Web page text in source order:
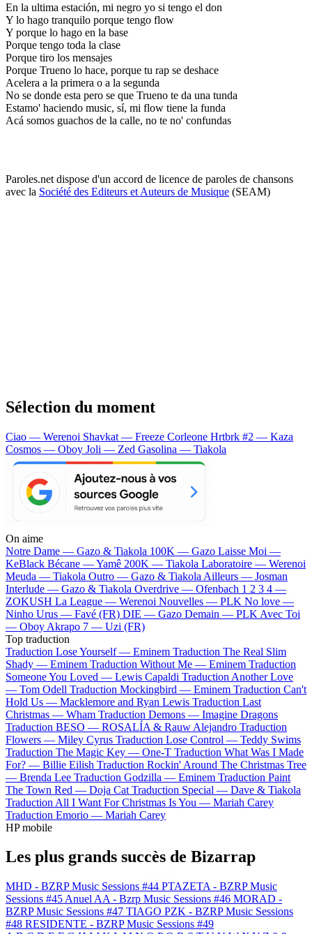
En la ultima estación, mi negro yo si tengo el don
Y lo hago tranquilo porque tengo flow
Y porque lo hago en la base
Porque tengo toda la clase
Porque tiro los mensajes
Porque Trueno lo hace, porque tu rap se deshace
Acelera a la primera o a la segunda
No se donde esta pero se que Trueno te da una tunda
Estamo' haciendo music, sí, mi flow tiene la funda
Acá somos guachos de la calle, no te no' confundas
Paroles.net dispose d'un accord de licence de paroles de chansons
avec la Société des Editeurs et Auteurs de Musique (SEAM)
Sélection du moment
Ciao — Werenoi Shavkat — Freeze Corleone Hrtbrk #2 — Kaza
Cosmos — Oboy Joli — Zed Gasolina — Tiakola
On aime
Notre Dame — Gazo & Tiakola 100K — Gazo Laisse Moi —
KeBlack Bécane —Yamê 200K — Tiakola Laboratoire — Werenoi
Meuda — Tiakola Outro — Gazo & Tiakola Ailleurs — Josman
Interlude — Gazo & Tiakola Overdrive — Ofenbach 1 2 3 4 —
ZOKUSH La League — Werenoi Nouvelles — PLK No love —
Ninho Urus — Favé (FR) DIE — Gazo Demain — PLK Avec Toi
— Oboy Akrapo 7 — Uzi (FR)
Top traduction
Traduction Lose Yourself — Eminem Traduction The Real Slim
Shady — Eminem Traduction Without Me — Eminem Traduction
Someone You Loved — Lewis Capaldi Traduction Another Love
— Tom Odell Traduction Mockingbird — Eminem Traduction Can't
Hold Us — Macklemore and Ryan Lewis Traduction Last
Christmas — Wham Traduction Demons — Imagine Dragons
Traduction BESO — ROSALÍA & Rauw Alejandro Traduction
Flowers — Miley Cyrus Traduction Lose Control — Teddy Swims
Traduction The Magic Key — One-T Traduction What Was I Made
For? — Billie Eilish Traduction Rockin' Around The Christmas Tree
— Brenda Lee Traduction Godzilla — Eminem Traduction Paint
The Town Red — Doja Cat Traduction Special — Dave & Tiakola
Traduction All I Want For Christmas Is You — Mariah Carey
Traduction Emorio — Mariah Carey
HP mobile
Les plus grands succès de Bizarrap
MHD - BZRP Music Sessions #44 PTAZETA - BZRP Music
Sessions #45 Anuel AA - Bzrp Music Sessions #46 MORAD -
BZRP Music Sessions #47 TIAGO PZK - BZRP Music Sessions
#48 RESIDENTE - BZRP Music Sessions #49